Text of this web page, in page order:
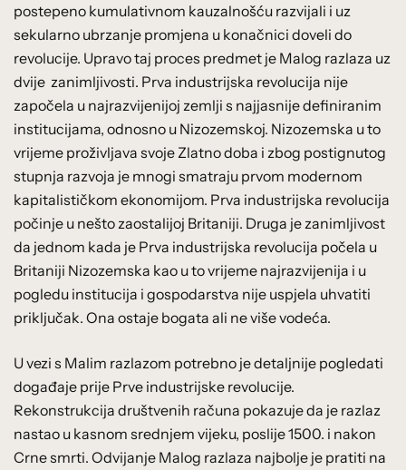
postepeno kumulativnom kauzalnošću razvijali i uz
sekularno ubrzanje promjena u konačnici doveli do
revolucije. Upravo taj proces predmet je Malog razlaza uz
dvije zanimljivosti. Prva industrijska revolucija nije
započela u najrazvijenijoj zemlji s najjasnije definiranim
institucijama, odnosno u Nizozemskoj. Nizozemska u to
vrijeme proživljava svoje Zlatno doba i zbog postignutog
stupnja razvoja je mnogi smatraju prvom modernom
kapitalističkom ekonomijom. Prva industrijska revolucija
počinje u nešto zaostalijoj Britaniji. Druga je zanimljivost
da jednom kada je Prva industrijska revolucija počela u
Britaniji Nizozemska kao u to vrijeme najrazvijenija i u
pogledu institucija i gospodarstva nije uspjela uhvatiti
priključak. Ona ostaje bogata ali ne više vodeća.
U vezi s Malim razlazom potrebno je detaljnije pogledati
događaje prije Prve industrijske revolucije.
Rekonstrukcija društvenih računa pokazuje da je razlaz
nastao u kasnom srednjem vijeku, poslije 1500. i nakon
Crne smrti. Odvijanje Malog razlaza najbolje je pratiti na